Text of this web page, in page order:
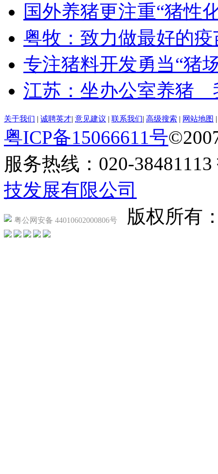
国外养猪更注重“猪性
粤牧：致力做最好的
专注猪料开发勇当“猪
江苏：坐办公室养猪
关于我们 | 诚聘英才| 意见建议 | 联系我们| 高级搜索 | 网站地图
粤ICP备15066611号
服务热线：020-
技发展有限公司
粤公网安备 44010602000806号 版权所有